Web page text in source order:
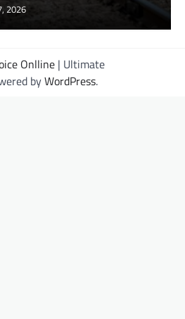
2026
Onlline | Ultimate
byWordPress.